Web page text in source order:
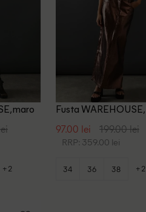
maro
+2
Fusta
97.00 lei 199.00 lei
RRP: 359.00 lei
34 36 38 +2